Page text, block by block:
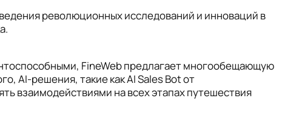
революционных исследований и инноваций в
FineWeb предлагает многообещающую
AI-решения, такие как AI Sales Bot от
взаимодействиями на всех этапах путешествия